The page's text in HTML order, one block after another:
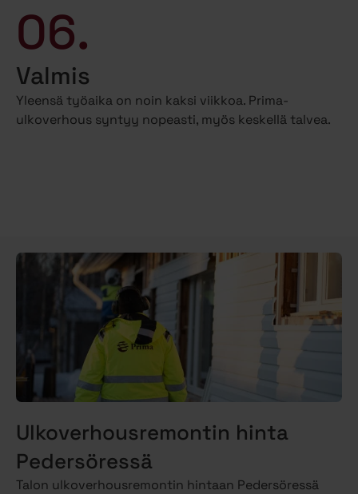
06.
Valmis
Yleensä työaika on noin kaksi viikkoa. Prima-
ulkoverhous syntyy nopeasti, myös keskellä talvea.
Ulkoverhousremontin hinta
Pedersöressä
Talon ulkoverhousremontin hintaan Pedersöressä